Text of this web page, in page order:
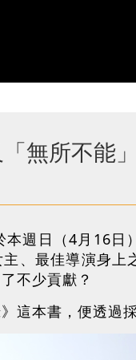
無所不能
週日（4月16日
、最佳導演身
不少貢獻？
這本書，便透過